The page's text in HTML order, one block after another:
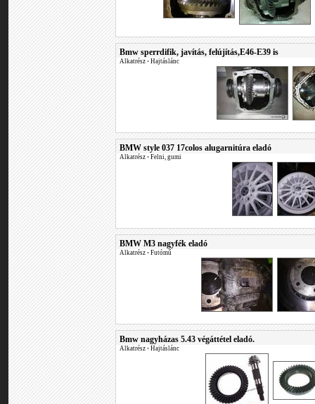
Bmw sperrdifik, javítás, felújítás,E46-E39 is
Alkatrész • Hajtáslánc
BMW style 037 17colos alugarnitúra eladó
Alkatrész • Felni, gumi
BMW M3 nagyfék eladó
Alkatrész • Futómű
Bmw nagyházas 5.43 végáttétel eladó.
Alkatrész • Hajtáslánc